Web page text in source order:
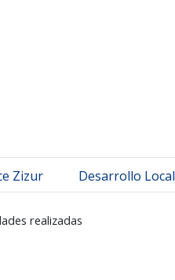
Zizur Desarrollo Local
realizadas